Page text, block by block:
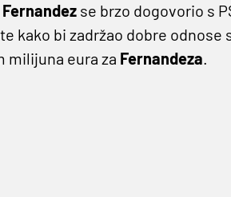
Fernandezse brzo dogovorio s
kako bi zadržao dobre odnose
milijuna eura za Fernandeza.